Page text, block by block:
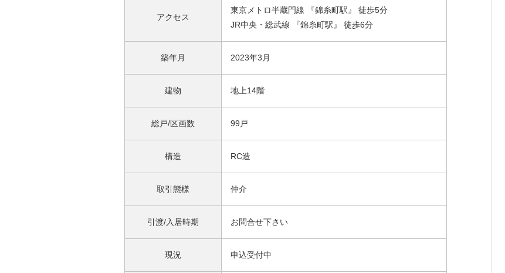
アクセス
東京メトロ半蔵門線 『錦糸町駅』 徒歩5分
JR中央・総武線 『錦糸町駅』 徒歩6分
築年月 2023年3月
建物 地上14階
総戸/区画数 99戸
構造 RC造
取引態様 仲介
引渡/入居時期 お問合せ下さい
現況 申込受付中